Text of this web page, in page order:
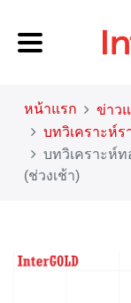
หน้าแรก
ข่าว
บทวิเคราะห์ร
บทวิเคราะห์
(ช่วงเช้า)